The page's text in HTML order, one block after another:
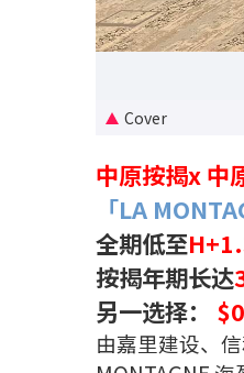
Cover
中原按揭x 中
「LA
全期低至
按揭年期长达
另一选择： $0
由嘉里建设、